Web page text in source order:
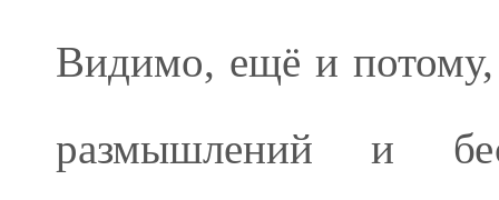
Видимо, ещё и
размышлений и